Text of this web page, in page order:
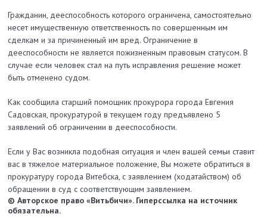
Гражданин, дееспособность которого ограничена, самостоятельно
несет имущественную ответственность по совершенным им
сделкам и за причиненный им вред. Ограничение в
дееспособности не является пожизненным правовым статусом. В
случае если человек стал на путь исправления решение может
быть отменено судом.
Как сообщила старший помощник прокурора города Евгения
Садовская, прокуратурой в текущем году предъявлено 5
заявлений об ограничении в дееспособности.
Если у Вас возникла подобная ситуация и член вашей семьи ставит
вас в тяжелое материальное положение, Вы можете обратиться в
прокуратуру города Витебска, с заявлением (ходатайством) об
обращении в суд с соответствующим заявлением.
© Авторское право «Витьбичи». Гиперссылка на источник
обязательна.